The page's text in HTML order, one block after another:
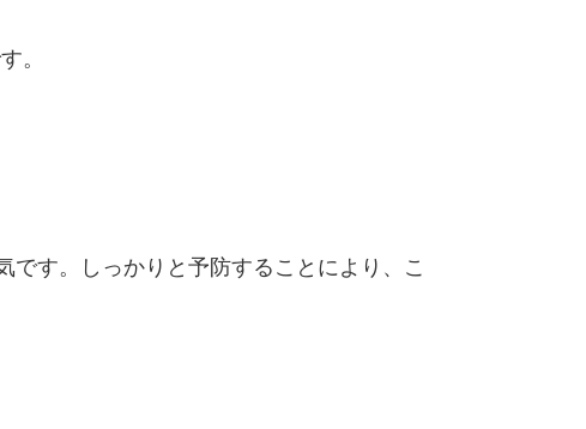
。
す。しっかりと予防することにより、こ